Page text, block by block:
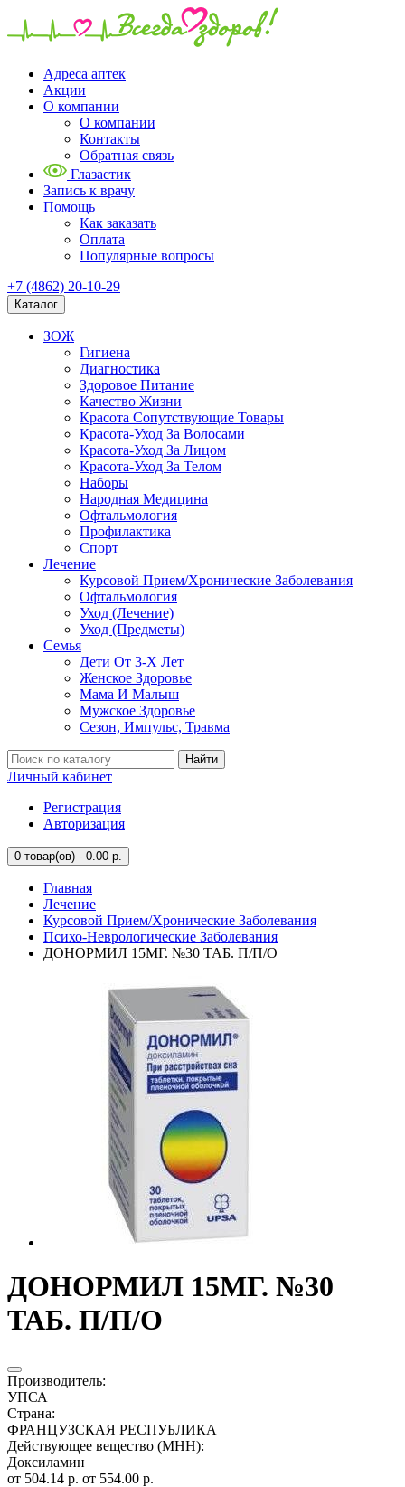
Адреса аптек
Акции
О компании
О компании
Контакты
Обратная связь
Глазастик
Запись к врачу
Помощь
Как заказать
Оплата
Популярные вопросы
+7 (4862) 20-10-29
Каталог
ЗОЖ
Гигиена
Диагностика
Здоровое Питание
Качество Жизни
Красота Сопутствующие Товары
Красота-Уход За Волосами
Красота-Уход За Лицом
Красота-Уход За Телом
Наборы
Народная Медицина
Офтальмология
Профилактика
Спорт
Лечение
Курсовой Прием/Хронические Заболевания
Офтальмология
Уход (Лечение)
Уход (Предметы)
Семья
Дети От 3-Х Лет
Женское Здоровье
Мама И Малыш
Мужское Здоровье
Сезон, Импульс, Травма
Найти
Личный кабинет
Регистрация
Авторизация
0 товар(ов) - 0.00 р.
Главная
Лечение
Курсовой Прием/Хронические Заболевания
Психо-Неврологические Заболевания
ДОНОРМИЛ 15МГ. №30 ТАБ. П/П/О
ДОНОРМИЛ 15МГ. №30
ТАБ. П/П/О
Производитель:
УПСА
Страна:
ФРАНЦУЗСКАЯ РЕСПУБЛИКА
Действующее вещество (МНН):
Доксиламин
от 504.14 р. от 554.00 р.